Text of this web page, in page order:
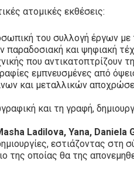
ατομικές εκθέσεις:
του συλλογή έργων με
παραδοσιακή και ψηφιακή
που αντικατοπτρίζουν
εμπνευσμένες από
και μεταλλικών
και τη γραφή,
Ladilova, Yana, Daniela
εστιάζοντας
της οποίας θα της